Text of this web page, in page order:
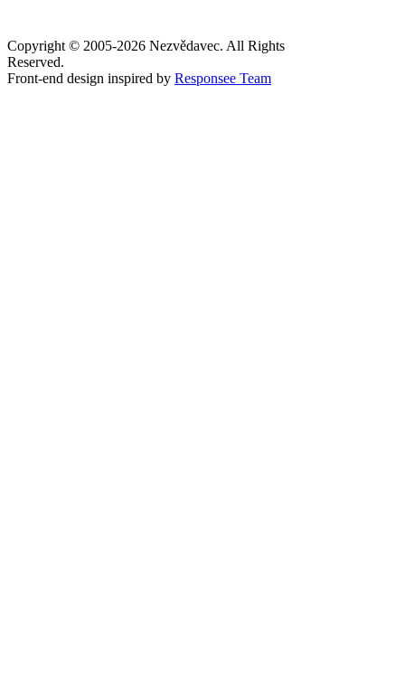
Copyright © 2005-2026 Nezvědavec. All Rights
Reserved.
Front-end design inspired by Responsee Team